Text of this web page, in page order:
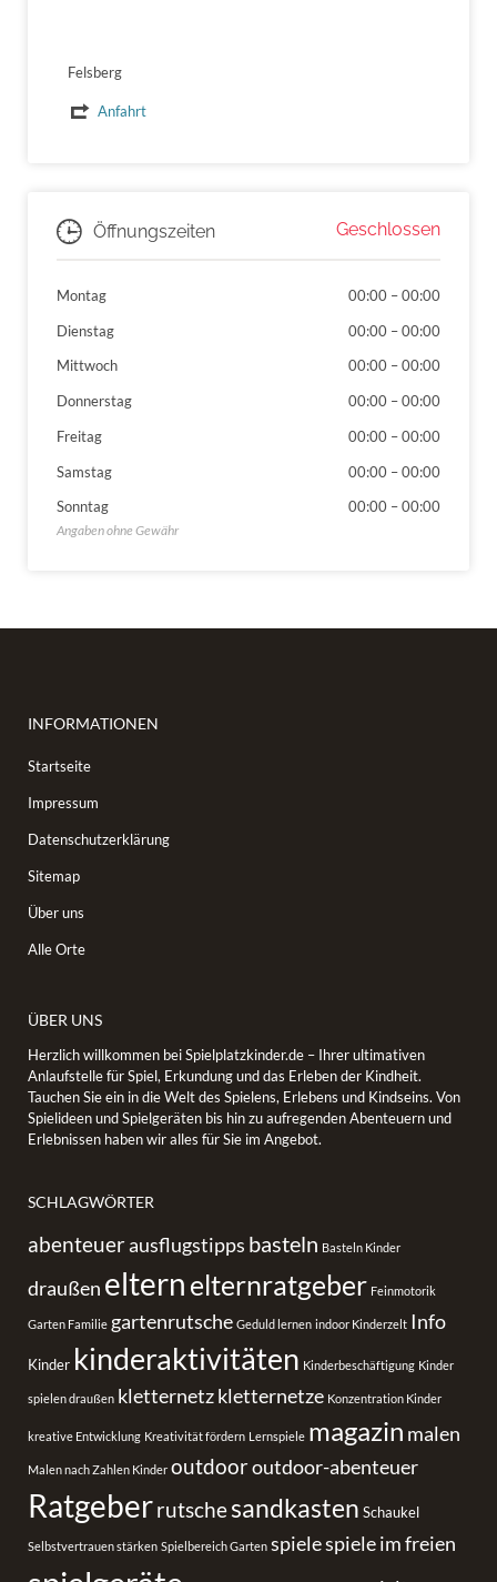
Felsberg
Anfahrt
Öffnungszeiten Geschlossen
Montag 00:00 –00:00
Dienstag
00:00 –00:00
Mittwoch
00:00 –00:00
Donnerstag
00:00 –00:00
Freitag
00:00 –00:00
Samstag
00:00 –00:00
Sonntag
00:00 –00:00
INFORMATIONEN
Startseite
Impressum
Datenschutzerklärung
Sitemap
Über uns
Alle Orte
ÜBER UNS
Herzlich willkommen bei Spielplatzkinder.de – Ihrer ultimativen
Anlaufstelle für Spiel, Erkundung und das Erleben der Kindheit.
Tauchen Sie ein in die Welt des Spielens, Erlebens und Kindseins. Von
Spielideen und Spielgeräten bis hin zu aufregenden Abenteuern und
Erlebnissen haben wir alles für Sie im Angebot.
SCHLAGWÖRTER
abenteuerausflugstipps basteln Basteln Kinder
draußen eltern elternratgeber Feinmotorik
Garten Familie gartenrutsche Geduld lernen indoor Kinderzelt Info
Kinder kinderaktivitäten Kinderbeschäftigung Kinder
spielen draußen kletternetzkletternetze Konzentration Kinder
kreative Entwicklung Kreativität fördern Lernspiele magazin malen
Malen nach Zahlen Kinder outdooroutdoor-abenteuer
Ratgeberrutschesandkasten Schaukel
Selbstvertrauen stärken Spielbereich Garten spielespiele im freien